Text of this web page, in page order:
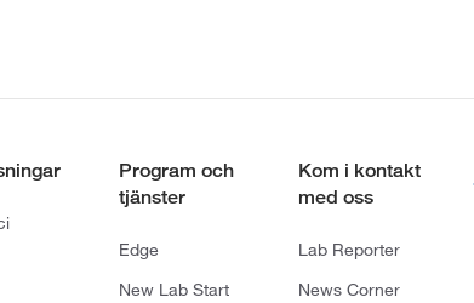
Program och
tjänster
Edge
New Lab Start
Kom i kontakt
med oss
Lab Reporter
News Corner